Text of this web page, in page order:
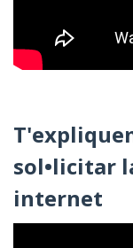
sol•licitar
internet